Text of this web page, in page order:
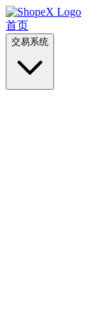
首页
交易系统